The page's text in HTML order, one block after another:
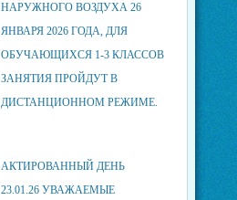
НАРУЖНОГО ВОЗДУХА 26
ЯНВАРЯ 2026 ГОДА, ДЛЯ
ОБУЧАЮЩИХСЯ 1-3 КЛАССОВ
ЗАНЯТИЯ ПРОЙДУТ В
ДИСТАНЦИОННОМ РЕЖИМЕ.
АКТИРОВАННЫЙ ДЕНЬ
23.01.26 УВАЖАЕМЫЕ